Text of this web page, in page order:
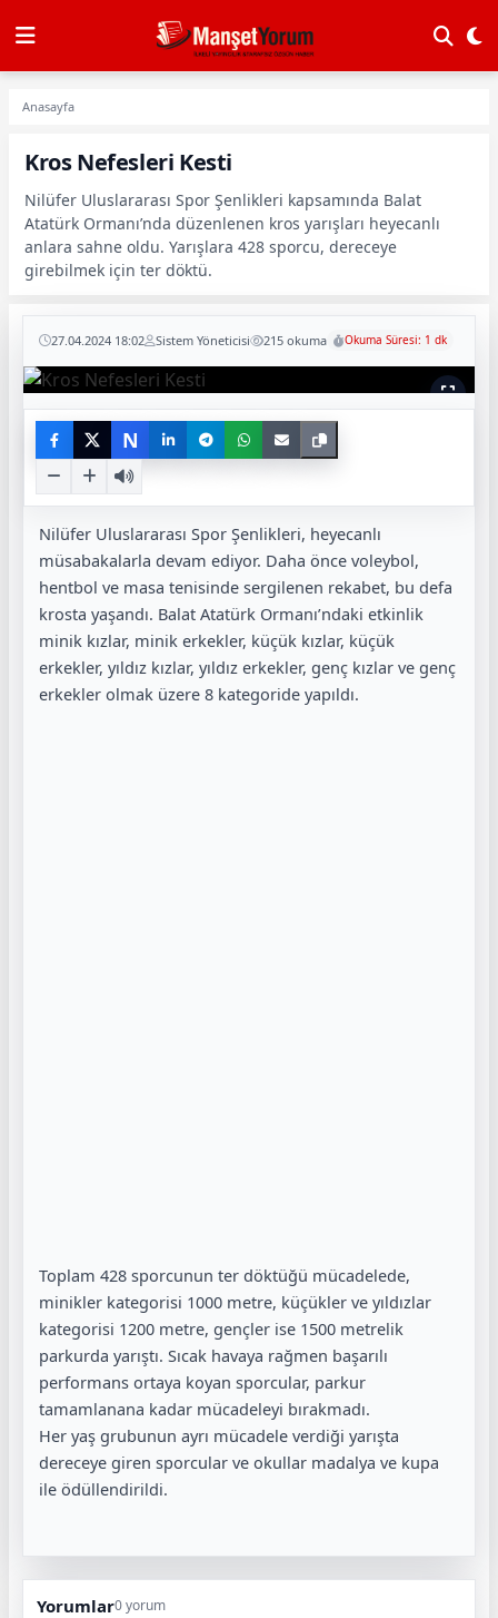
Anasayfa
Kros Nefesleri Kesti
Nilüfer Uluslararası Spor Şenlikleri kapsamında Balat
Atatürk Ormanı’nda düzenlenen kros yarışları heyecanlı
anlara sahne oldu. Yarışlara 428 sporcu, dereceye
girebilmek için ter döktü.
27.04.2024 18:02 Sistem Yöneticisi 215 okuma Okuma Süresi: 1 dk
N
Nilüfer Uluslararası Spor Şenlikleri, heyecanlı
müsabakalarla devam ediyor. Daha önce voleybol,
hentbol ve masa tenisinde sergilenen rekabet, bu defa
krosta yaşandı. Balat Atatürk Ormanı’ndaki etkinlik
minik kızlar, minik erkekler, küçük kızlar, küçük
erkekler, yıldız kızlar, yıldız erkekler, genç kızlar ve genç
erkekler olmak üzere 8 kategoride yapıldı.
Toplam 428 sporcunun ter döktüğü mücadelede,
minikler kategorisi 1000 metre, küçükler ve yıldızlar
kategorisi 1200 metre, gençler ise 1500 metrelik
parkurda yarıştı. Sıcak havaya rağmen başarılı
performans ortaya koyan sporcular, parkur
tamamlanana kadar mücadeleyi bırakmadı.
Her yaş grubunun ayrı mücadele verdiği yarışta
dereceye giren sporcular ve okullar madalya ve kupa
ile ödüllendirildi.
Yorumlar0 yorum